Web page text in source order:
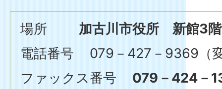
場所 加古川市役所 新館3階
電話番号 079－427－9369（
ファックス番号 079－424－